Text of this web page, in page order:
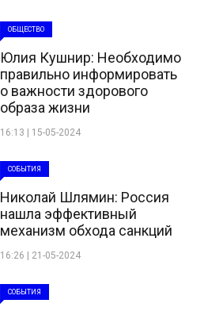
ОБЩЕСТВО
Юлия Кушнир: Необходимо
правильно информировать
о важности здорового
образа жизни
16:13 | 15-05-2024
СОБЫТИЯ
Николай Шлямин: Россия
нашла эффективный
механизм обхода санкций
16:26 | 21-05-2024
СОБЫТИЯ